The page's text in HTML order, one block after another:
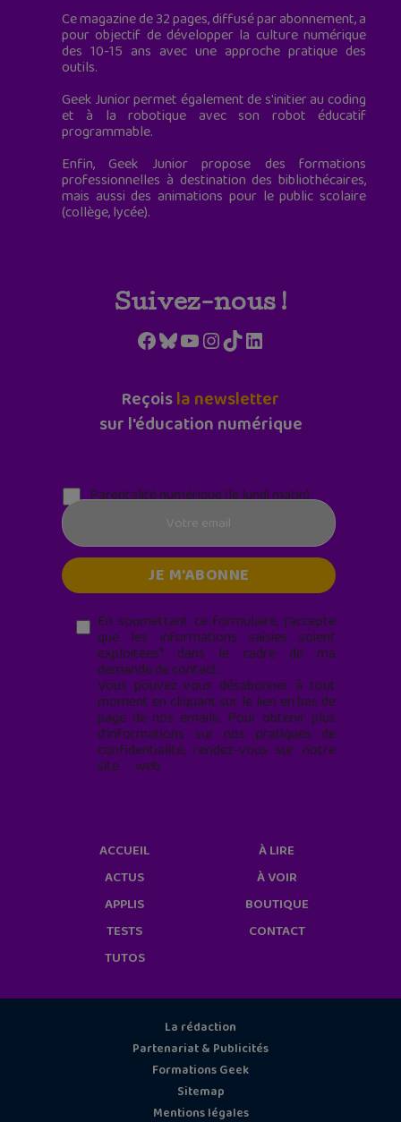
Ce magazine de 32 pages, diffusé par abonnement, a
pour objectif de développer la culture numérique
des 10-15 ans avec une approche pratique des
outils.
Geek Junior permet également de s'initier au coding
et à la robotique avec son robot éducatif
programmable.
Enfin, Geek Junior propose des formations
professionnelles à destination des bibliothécaires,
mais aussi des animations pour le public scolaire
(collège, lycée).
Suivez-nous !
Facebook
Bluesky
YouTube
Instagram
TikTokLinkedIn
Reçoisla newsletter
sur l'éducation numérique
Parentalité numérique (le lundi matin)
En soumettant ce formulaire, j’accepte
que les informations saisies soient
exploitées* dans le cadre de ma
demande de contact.
Vous pouvez vous désabonner à tout
moment en cliquant sur le lien en bas de
page de nos emails. Pour obtenir plus
d'informations sur nos pratiques de
confidentialité, rendez-vous sur notre
site web
ACCUEIL
ACTUS
APPLIS
TESTS
TUTOS
À LIRE
À VOIR
BOUTIQUE
CONTACT
La rédaction
Partenariat & Publicités
Formations Geek
Sitemap
Mentions légales